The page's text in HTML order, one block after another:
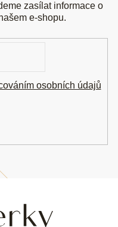
zasílat informace o
e-shopu.
osobních údajů